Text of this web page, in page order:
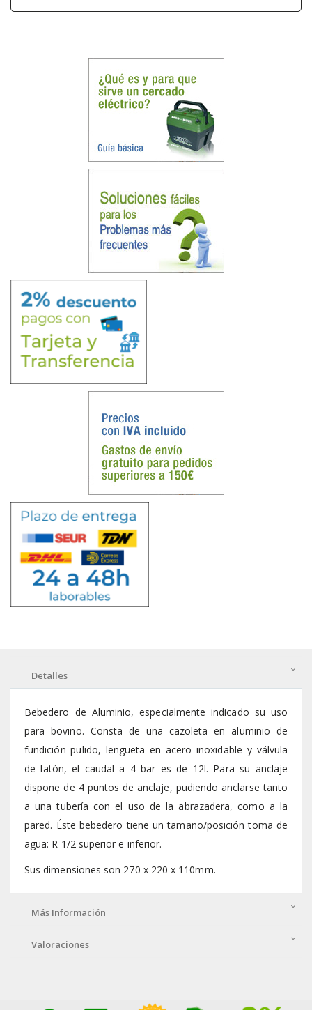
Detalles
Bebedero de Aluminio, especialmente indicado su uso
para bovino. Consta de una cazoleta en aluminio de
fundición pulido, lengüeta en acero inoxidable y válvula
de latón, el caudal a 4 bar es de 12l. Para su anclaje
dispone de 4 puntos de anclaje, pudiendo anclarse tanto
a una tubería con el uso de la abrazadera, como a la
pared. Éste bebedero tiene un tamaño/posición toma de
agua: R 1/2 superior e inferior.
Sus dimensiones son 270 x 220 x 110mm.
Más Información
Valoraciones